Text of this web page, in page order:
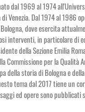
dal 1969 al 1974
Dal 1974 al 1986
dove esercita
interventi, in particolare di
della Sezione Emilia
Commissione per la Qualità
della storia di Bologna e
tema dal 2017 tiene un
ed opere sono